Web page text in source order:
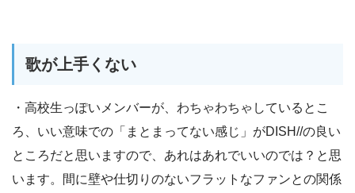
歌が上手くない
・高校生っぽいメンバーが、わちゃわちゃしているとこ
ろ、いい意味での「まとまってない感じ」がDISH//の良い
ところだと思いますので、あれはあれでいいのでは？と思
います。間に壁や仕切りのないフラットなファンとの関係